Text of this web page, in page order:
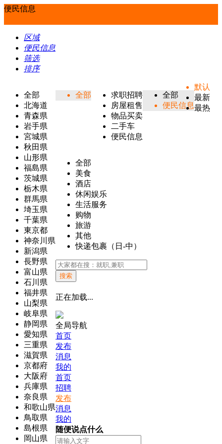
便民信息
区域
便民信息
筛选
排序
全部
北海道
青森県
岩手県
宮城県
秋田県
山形県
福島県
茨城県
栃木県
群馬県
埼玉県
千葉県
東京都
神奈川県
新潟県
長野県
富山県
石川県
福井県
山梨県
岐阜県
静岡県
愛知県
三重県
滋賀県
京都府
大阪府
兵庫県
奈良県
和歌山県
鳥取県
島根県
岡山県
全部
求职招聘
房屋租售
物品买卖
二手车
便民信息
全部
便民信息
全部
美食
酒店
休闲娱乐
生活服务
购物
旅游
其他
快递包裹（日-中）
默认
最新
最热
搜索
正在加载...
全局导航
首页
发布
消息
我的
首页
招聘
发布
消息
我的
随便说点什么